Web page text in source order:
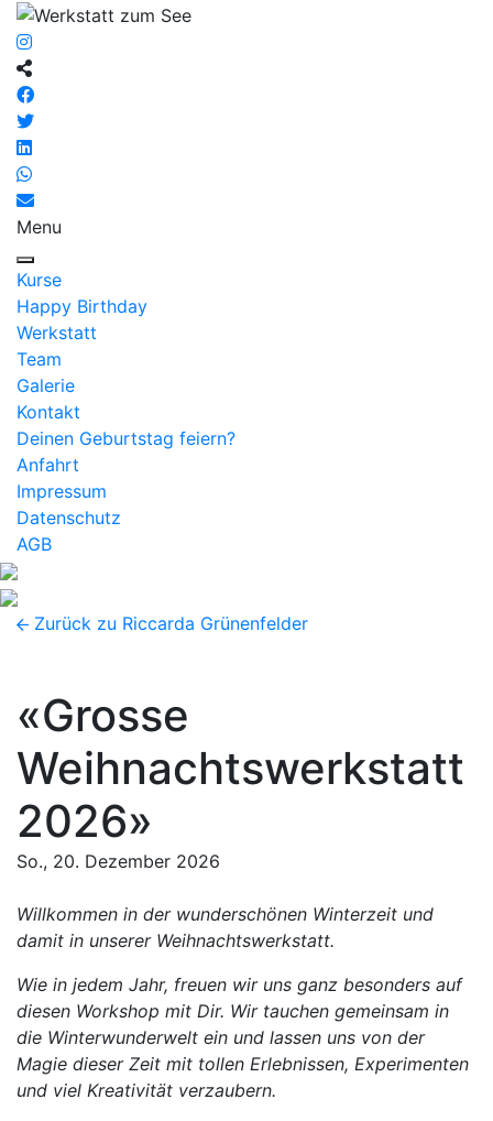
Menu
Kurse
Happy Birthday
Werkstatt
Team
Galerie
Kontakt
Deinen Geburtstag feiern?
Anfahrt
Impressum
Datenschutz
AGB
Zurück zu Riccarda Grünenfelder
«Grosse
Weihnachtswerkstatt
2026»
So., 20. Dezember 2026
Willkommen in der wunderschönen Winterzeit und
damit in unserer Weihnachtswerkstatt.
Wie in jedem Jahr, freuen wir uns ganz besonders auf
diesen Workshop mit Dir. Wir tauchen gemeinsam in
die Winterwunderwelt ein und lassen uns von der
Magie dieser Zeit mit tollen Erlebnissen, Experimenten
und viel Kreativität verzaubern.